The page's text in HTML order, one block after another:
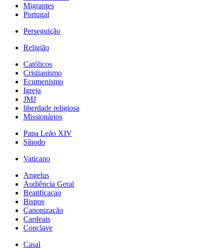
Migrantes
Portugal
Perseguição
Religião
Católicos
Cristianismo
Ecumenismo
Igreja
JMJ
liberdade religiosa
Missionários
Papa Leão XIV
Sínodo
Vaticano
Angelus
Audiência Geral
Beatificacao
Bispos
Canonização
Cardeais
Conclave
Casal